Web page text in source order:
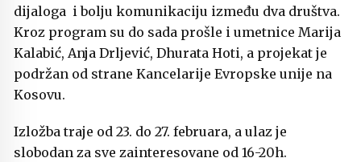
dijaloga i bolju komunikaciju između dva društva.
Kroz program su do sada prošle i umetnice Marija
Kalabić, Anja Drljević, Dhurata Hoti, a projekat je
podržan od strane Kancelarije Evropske unije na
Kosovu.
Izložba traje od 23. do 27. februara, a ulaz je
slobodan za sve zainteresovane od 16-20h.